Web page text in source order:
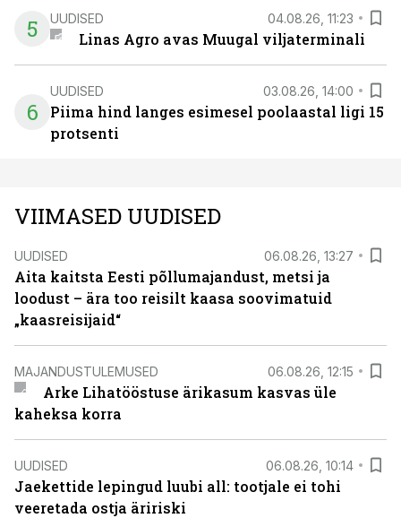
5 UUDISED 04.08.26, 11:23
Linas Agro avas Muugal viljaterminali
6
UUDISED 03.08.26, 14:00
Piima hind langes esimesel poolaastal ligi 15
protsenti
VIIMASED UUDISED
UUDISED 06.08.26, 13:27
Aita kaitsta Eesti põllumajandust, metsi ja
loodust – ära too reisilt kaasa soovimatuid
„kaasreisijaid“
MAJANDUSTULEMUSED 06.08.26, 12:15
Arke Lihatööstuse ärikasum kasvas üle
kaheksa korra
UUDISED 06.08.26, 10:14
Jaekettide lepingud luubi all: tootjale ei tohi
veeretada ostja äririski